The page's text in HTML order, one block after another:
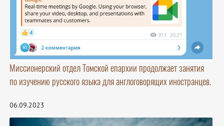
Миссионерский отдел Томской епархии продолжает занятия
по изучению русского языка для англоговорящих иностранцев.
06.09.2023